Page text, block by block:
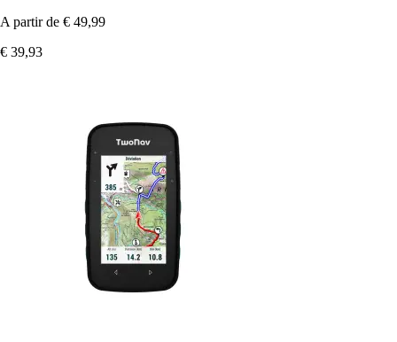
A partir de € 49,99
€ 39,93